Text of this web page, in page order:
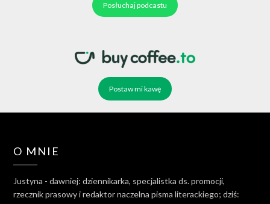
Posłuchaj podcastu
Postaw mi kawę
O MNIE
Justyna - dawniej: dziennikarka, specjalistka ds. promocji,
rzecznik prasowy i redaktor naczelna pisma literackiego; dziś: